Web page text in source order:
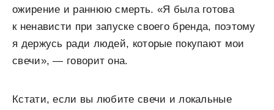
ожирение и раннюю смерть. «Я была готова
к ненависти при запуске своего бренда, поэтому
я держусь ради людей, которые покупают мои
свечи», — говорит она.
Кстати, если вы любите свечи и локальные